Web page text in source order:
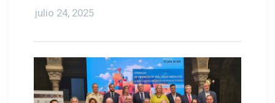
julio 24, 2025